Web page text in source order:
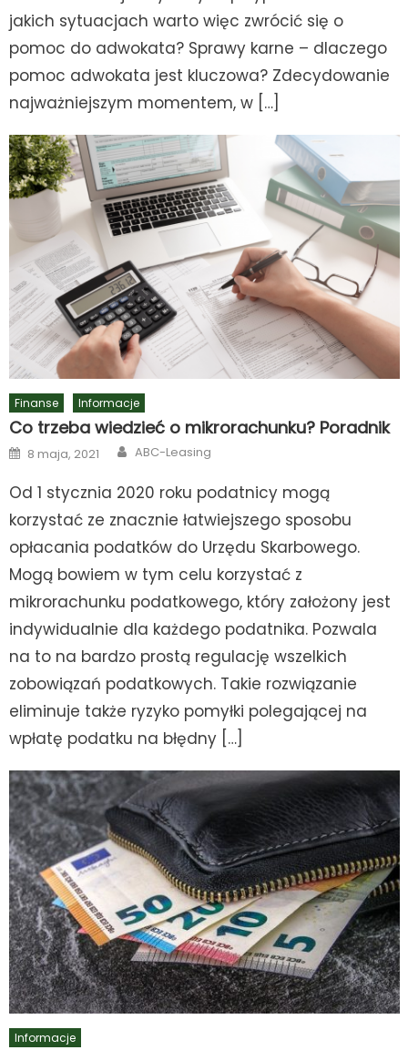
jakich sytuacjach warto więc zwrócić się o
pomoc do adwokata? Sprawy karne – dlaczego
pomoc adwokata jest kluczowa? Zdecydowanie
najważniejszym momentem, w […]
Finanse Informacje
Co trzeba wiedzieć o mikrorachunku? Poradnik
Posted
on
8 maja, 2021 Author
ABC-Leasing
Od 1 stycznia 2020 roku podatnicy mogą
korzystać ze znacznie łatwiejszego sposobu
opłacania podatków do Urzędu Skarbowego.
Mogą bowiem w tym celu korzystać z
mikrorachunku podatkowego, który założony jest
indywidualnie dla każdego podatnika. Pozwala
na to na bardzo prostą regulację wszelkich
zobowiązań podatkowych. Takie rozwiązanie
eliminuje także ryzyko pomyłki polegającej na
wpłatę podatku na błędny […]
Informacje